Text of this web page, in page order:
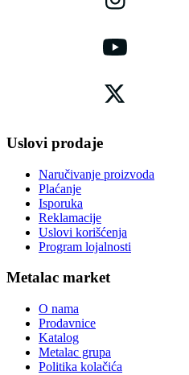
Uslovi prodaje
Naručivanje proizvoda
Plaćanje
Isporuka
Reklamacije
Uslovi korišćenja
Program lojalnosti
Metalac market
O nama
Prodavnice
Katalog
Metalac grupa
Politika kolačića